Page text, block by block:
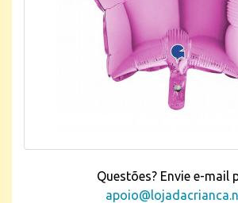
Questões? Envie e-mail